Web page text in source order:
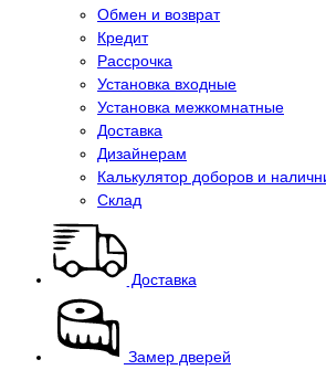
Обмен и возврат
Кредит
Рассрочка
Установка входные
Установка межкомнатные
Доставка
Дизайнерам
Калькулятор доборов и
Склад
Доставка
Замер дверей